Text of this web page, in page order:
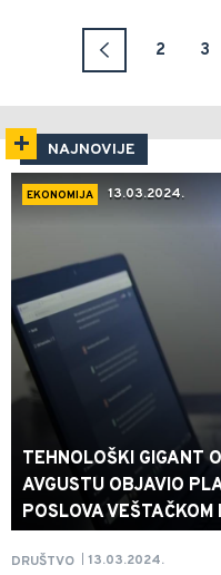
2 3
NAJNOVIJE
EKONOMIJA 13.03.2024.
TEHNOLOŠKI GIGANT
AVGUSTU OBJAVIO
POSLOVA VEŠTAČKOM
DRUŠTVO 13.03.2024.